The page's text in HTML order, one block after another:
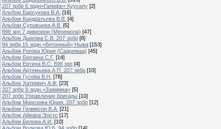
207 зрбр 6 зрдн=Галифе= Куусалу [2]
Альбом Барсукова В.А. [16]
Альбом Кондратьева В.В. [4]
Альбом Суровцева А.В. [5]
898 зрп 7 дивизион (Мерекюла) [47]
Альбом Дымова С.В. 207 зрбр [8]
94 зрбр 15 зрдн =Бетонный= Ныва [153]
Альбом Рогова Юрия (Сааремаа) [45]
Альбом Берзина С.Г. [14]
Альбом Евтина В.С. 898 зрп [4]
Альбом Артемьева А.П. 207 зрбр [10]
Альбом Гусева В.Н. [78]
Альбом Хаткевич А.Ф. [23]
207 зрбр 9 зрдн =Зажимка= [5]
207 зрбр Управление бригады [10]
Альбом Морозова Юрия. 207 зрбр [12]
Альбом Гилимсон В.А. [21]
Альбом Айвара Элстс [17]
Альбом Белова А.И. [10]